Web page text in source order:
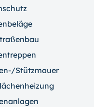
Stützmauer